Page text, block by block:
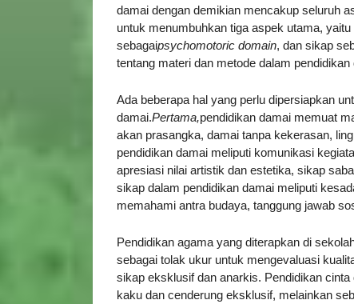
damai dengan demikian mencakup seluruh
untuk menumbuhkan tiga aspek utama,
sebagaipsychomotoric domain, dan sikap
tentang materi dan metode dalam pendidikan
Ada beberapa hal yang perlu dipersiapkan
damai.Pertama,pendidikan damai memuat
akan prasangka, damai tanpa kekerasan,
pendidikan damai meliputi komunikasi
apresiasi nilai artistik dan estetika, sikap
sikap dalam pendidikan damai meliputi
memahami antra budaya, tanggung jawab
Pendidikan agama yang diterapkan di
sebagai tolak ukur untuk mengevaluasi
sikap eksklusif dan anarkis. Pendidikan cinta
kaku dan cenderung eksklusif, melainkan